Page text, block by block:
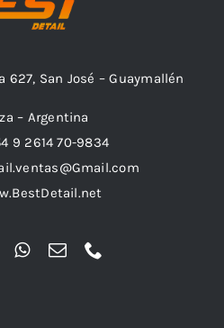
627, San José – Guaymallén
– Argentina
9 2614 70-9834